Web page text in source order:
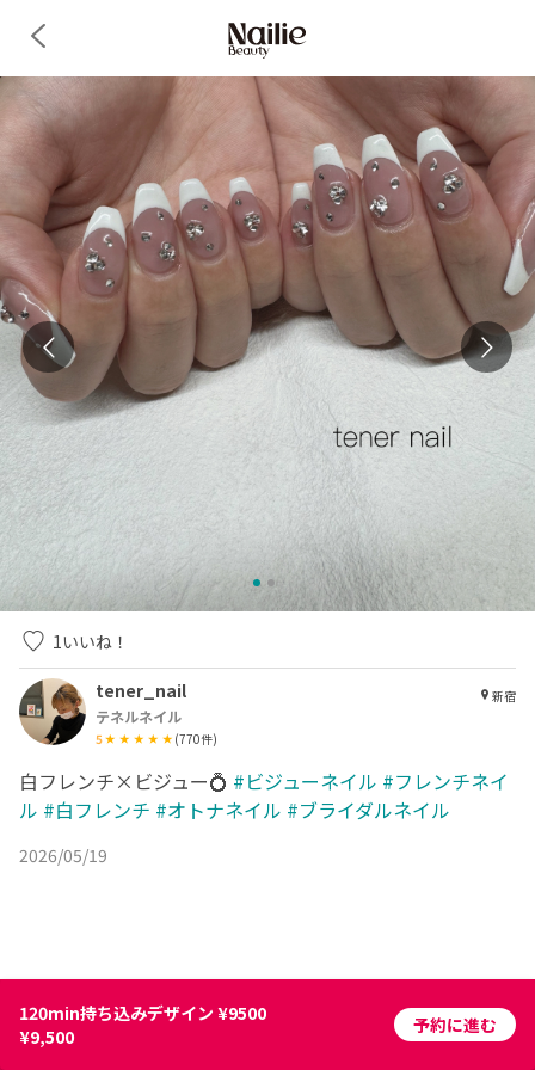
1いいね！
tener_nail
テネルネイル
5 (770件)
新宿
白フレンチ×ビジュー💍 #ビジューネイル #フレンチネイ
ル #白フレンチ #オトナネイル #ブライダルネイル
2026/05/19
120min持ち込みデザイン ¥9500
¥9,500
予約に進む